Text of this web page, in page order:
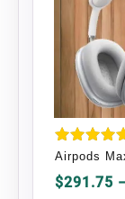
Valorado
5.00
Airpods
$291.75